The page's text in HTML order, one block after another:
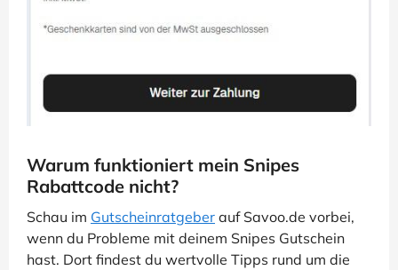
Warum funktioniert mein Snipes
Rabattcode nicht?
Schau im Gutscheinratgeber auf Savoo.de vorbei,
wenn du Probleme mit deinem Snipes Gutschein
hast. Dort findest du wertvolle Tipps rund um die